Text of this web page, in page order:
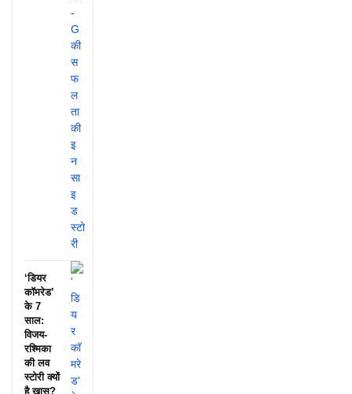
‘डियर
कॉमरेड’
के 7
साल:
विजय-
रश्मिका
की लव
स्टोरी क्यों
है खास?